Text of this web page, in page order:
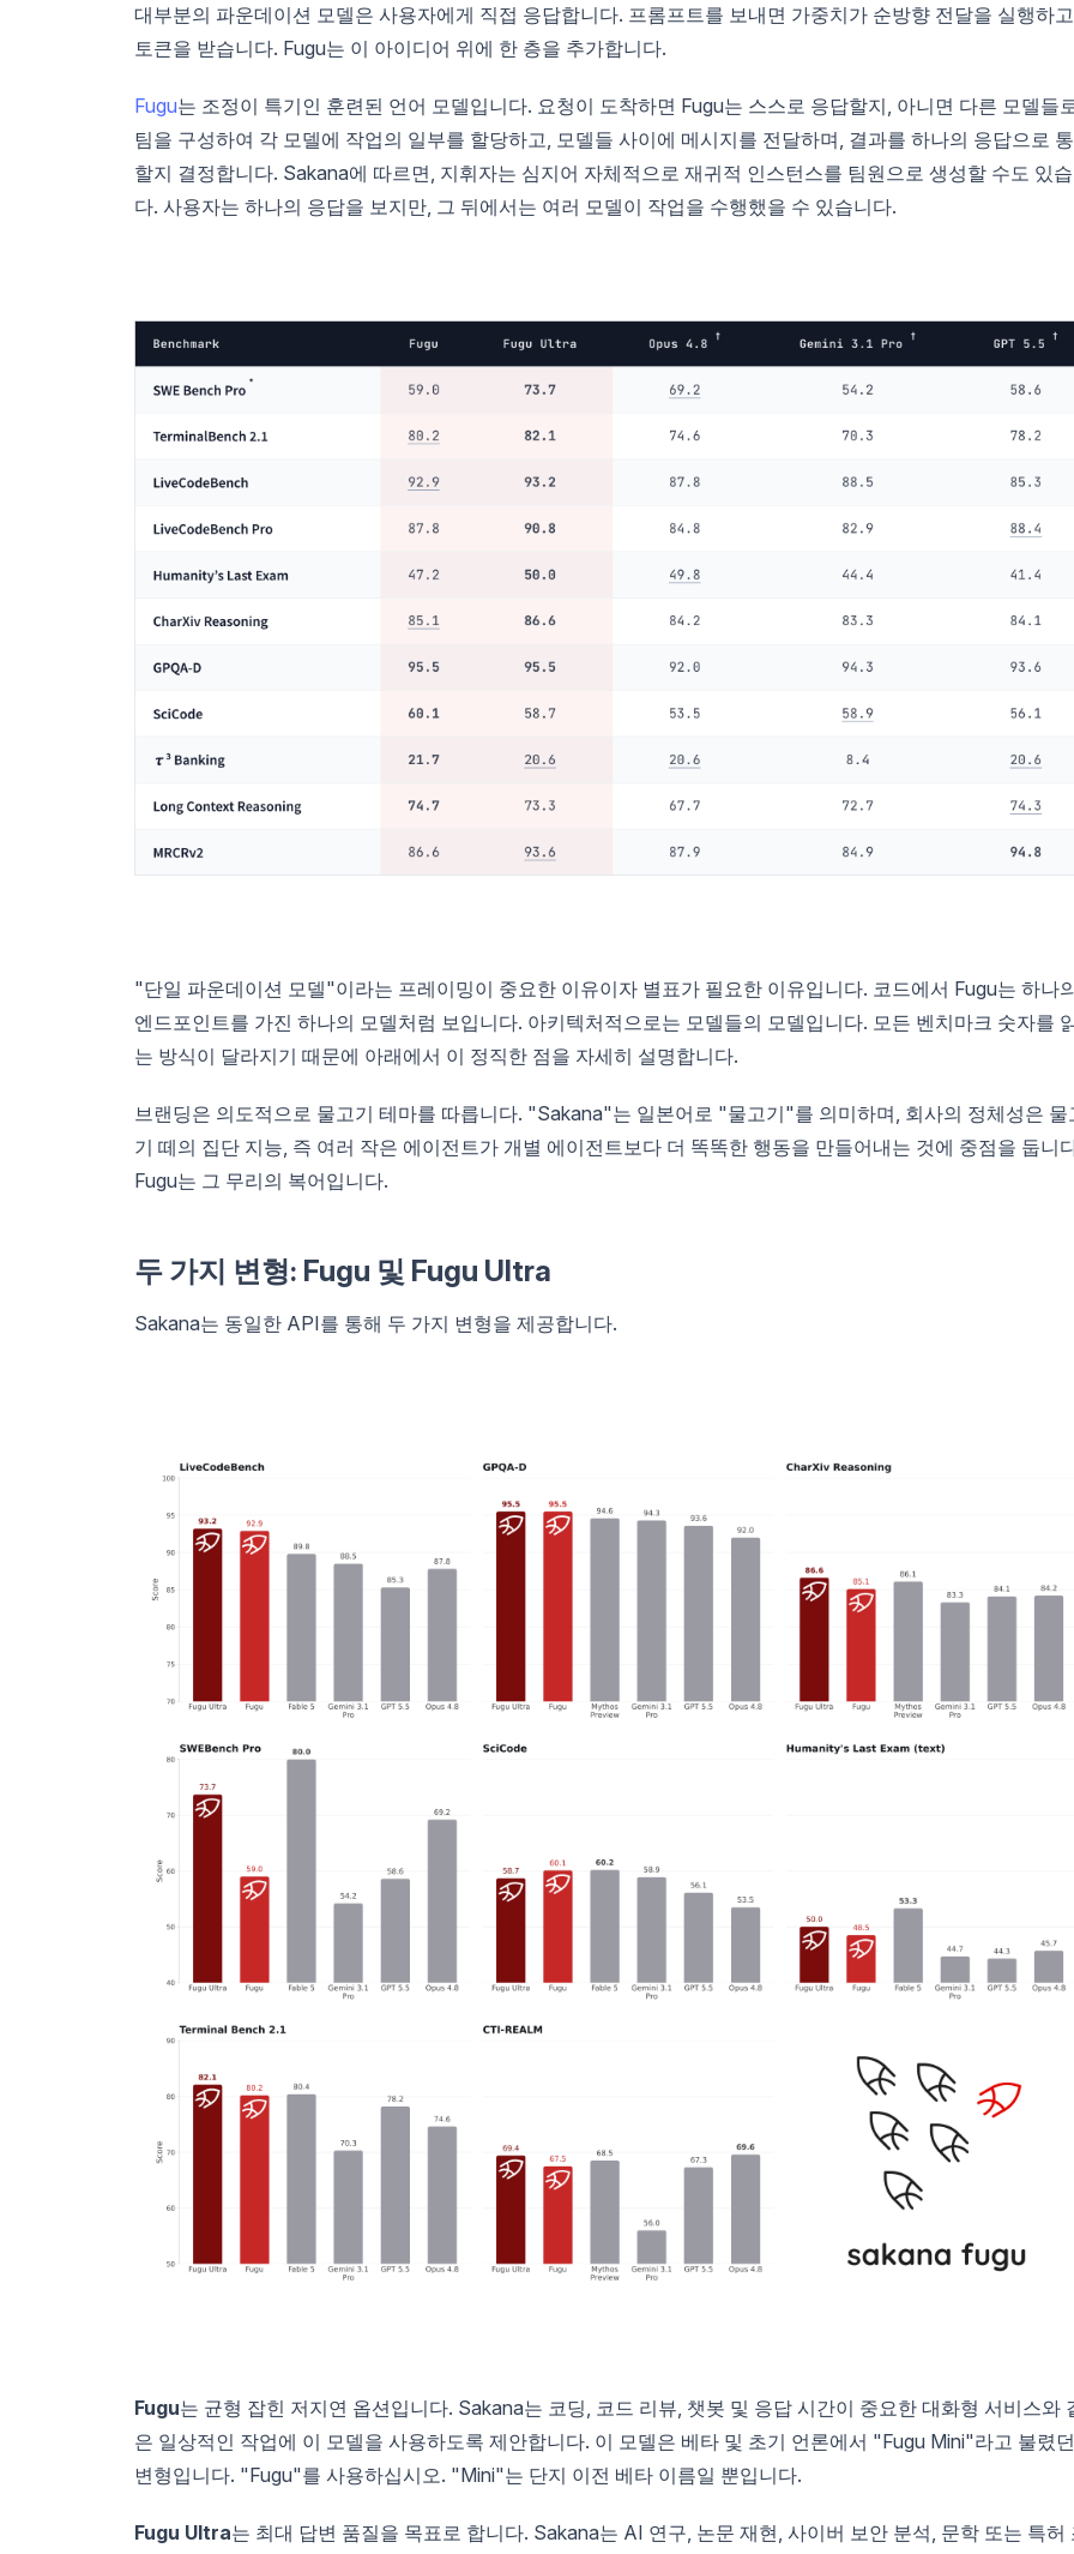
대부분의 파운데이션 모델은 사용자에게 직접 응답합니다. 프롬프트를 보내면 가중치가 순방향 전달을 실행하고,
토큰을 받습니다. Fugu는 이 아이디어 위에 한 층을 추가합니다.
Fugu는 조정이 특기인 훈련된 언어 모델입니다. 요청이 도착하면 Fugu는 스스로 응답할지, 아니면 다른 모델들
팀을 구성하여 각 모델에 작업의 일부를 할당하고, 모델들 사이에 메시지를 전달하며, 결과를 하나의 응답으로
할지 결정합니다. Sakana에 따르면, 지휘자는 심지어 자체적으로 재귀적 인스턴스를 팀원으로 생성할 수도 있
다. 사용자는 하나의 응답을 보지만, 그 뒤에서는 여러 모델이 작업을 수행했을 수 있습니다.
"단일 파운데이션 모델"이라는 프레이밍이 중요한 이유이자 별표가 필요한 이유입니다. 코드에서 Fugu는 하나
엔드포인트를 가진 하나의 모델처럼 보입니다. 아키텍처적으로는 모델들의 모델입니다. 모든 벤치마크 숫자를
는 방식이 달라지기 때문에 아래에서 이 정직한 점을 자세히 설명합니다.
브랜딩은 의도적으로 물고기 테마를 따릅니다. "Sakana"는 일본어로 "물고기"를 의미하며, 회사의 정체성은 물
기 떼의 집단 지능, 즉 여러 작은 에이전트가 개별 에이전트보다 더 똑똑한 행동을 만들어내는 것에 중점을 둡니
Fugu는 그 무리의 복어입니다.
두 가지 변형: Fugu 및 Fugu Ultra
Sakana는 동일한 API를 통해 두 가지 변형을 제공합니다.
Fugu는 균형 잡힌 저지연 옵션입니다. Sakana는 코딩, 코드 리뷰, 챗봇 및 응답 시간이 중요한 대화형 서비스와
은 일상적인 작업에 이 모델을 사용하도록 제안합니다. 이 모델은 베타 및 초기 언론에서 "Fugu Mini"라고 불렸던
변형입니다. "Fugu"를 사용하십시오. "Mini"는 단지 이전 베타 이름일 뿐입니다.
Fugu Ultra는 최대 답변 품질을 목표로 합니다. Sakana는 AI 연구, 논문 재현, 사이버 보안 분석, 문학 또는 특허